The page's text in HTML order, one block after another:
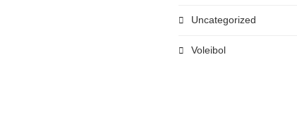
Uncategorized
Voleibol